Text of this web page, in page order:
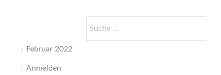
nach:
Februar 2022
Anmelden